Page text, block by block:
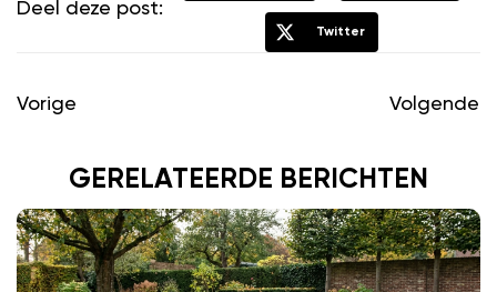
Deel deze post:
Twitter
Vorige Volgende
GERELATEERDE BERICHTEN